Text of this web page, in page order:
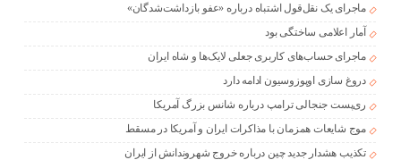
ماجرای یک نقل‌قول اشتباه درباره «عفو بازداشت‌شدگان»
آمار اعلامی ساختگی بود
ماجرای حساب‌های کاربری جعلی لایک‌ها و شاه ایران
دروغ سازی اوپوزوسیون ادامه دارد
ری‌پست جنجالی ترامپ درباره شانس بزرگ آمریکا
موج شایعات همزمان با مذاکرات ایران و آمریکا در مسقط
تکذیب هشدار جدید چین درباره خروج شهروندانش از ایران